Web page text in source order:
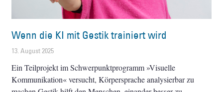
Wenn die KI mit Gestik trainiert wird
13. August 2025
Ein Teilprojekt im Schwerpunktprogramm »Visuelle
Kommunikation« versucht, Körpersprache analysierbar zu